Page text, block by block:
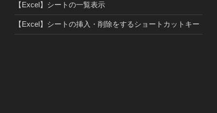
【Excel】シートの一覧表示
【Excel】シートの挿入・削除をするショートカットキー